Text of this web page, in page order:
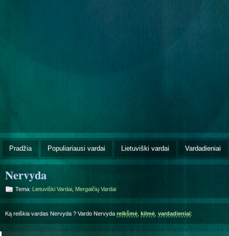
Pradžia Populiariausi vardai Lietuviški vardai Vardadieniai
Nervyda
Tema: Lietuviški Vardai Mergaičių Vardai
Ką reiškia vardas Nervyda ? Vardo Nervyda reikšmė kilmė vardadieniai: